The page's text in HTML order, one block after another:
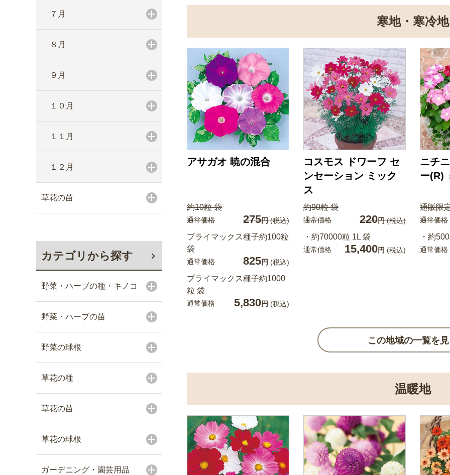
７月
８月
９月
１０月
１１月
１２月
草花の苗
カテゴリから探す
野菜・ハーブの種・キノコ
野菜・ハーブの苗
野菜の球根
草花の種
草花の苗
草花の球根
ガーデニング・園芸用品
寒地・寒冷地
アサガオ 暁の混合
約10粒 袋
通常価格 275円(税込)
プライマックス種子約100粒
袋
通常価格 825円 (税込)
プライマックス種子約1000
粒 袋
通常価格 5,830円 (税込)
コスモス ドワーフ セ
ンセーション ミック
ス
約90粒 袋
通常価格 220円(税込)
・約70000粒 1L 袋
通常価格 15,400円 (税込)
ニチ
ー(R)
通販限
通常価格
・約
通常価格
この地域の一覧を
温暖地